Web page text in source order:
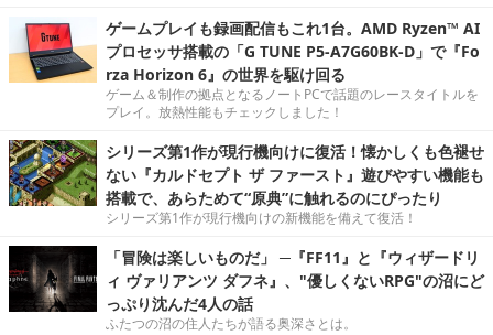
ゲームプレイも録画配信もこれ1台。AMD Ryzen™ AI
プロセッサ搭載の「G TUNE P5-A7G60BK-D」で『Fo
rza Horizon 6』の世界を駆け回る
ゲーム＆制作の拠点となるノートPCで話題のレースタイトルを
プレイ。放熱性能もチェックしました！
シリーズ第1作が現行機向けに復活！懐かしくも色褪せ
ない『カルドセプト ザ ファースト』遊びやすい機能も
搭載で、あらためて“原典”に触れるのにぴったり
シリーズ第1作が現行機向けの新機能を備えて復活！
「冒険は楽しいものだ」 ─『FF11』と『ウィザードリ
ィ ヴァリアンツ ダフネ』、"優しくないRPG"の沼にど
っぷり沈んだ4人の話
ふたつの沼の住人たちが語る奥深さとは。